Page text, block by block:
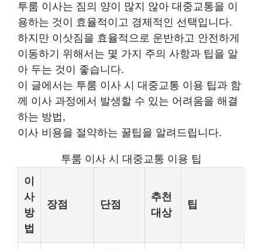
투룸 이사는 짐의 양이 많지 않아 대중교통을 이
용하는 것이 효율적이고 경제적인 선택입니다.
하지만 이삿짐을 효율적으로 운반하고 안전하게
이동하기 위해서는 몇 가지 주의 사항과 팁을 알
아 두는 것이 좋습니다.
이 글에서는 투룸 이사 시 대중교통 이용 팁과 함
께 이사 과정에서 발생할 수 있는 어려움을 해결
하는 방법,
이사 비용을 절약하는 꿀팁을 알려드립니다.
투룸 이사 시 대중교통 이용 팁
이
사
방
법
장점 단점
추천
대상
팁